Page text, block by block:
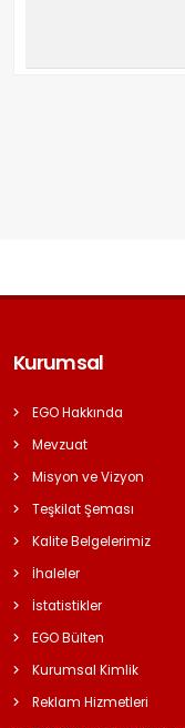
Kurumsal
EGO Hakkında
Mevzuat
Misyon ve Vizyon
Teşkilat Şeması
Kalite Belgelerimiz
İhaleler
İstatistikler
EGO Bülten
Kurumsal Kimlik
Reklam Hizmetleri